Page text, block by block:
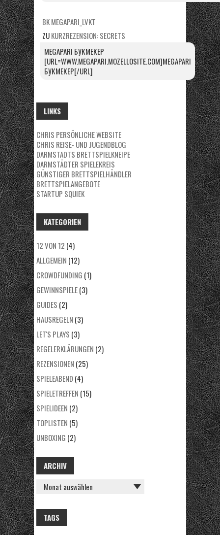
BK MEGAPARI_LVKT
ZUKURZREZENSION: SECRETS
MEGAPARI БУКМЕКЕР
[URL=WWW.MEGAPARI.MOZELLOSITE.COM]MEGAPARI
БУКМЕКЕР[/URL]
LINKS
CHRIS PERSÖNLICHE WEBSITE
CHRIS REISE- UND JUGENDBLOG
DARMSTADTS BRETTSPIELKNEIPE
DARMSTÄDTER SPIELEKREIS
GÜNSTIGER BRETTSPIELHÄNDLER
BRETTSPIELANGEBOTE
STARTUP SQUIEK
KATEGORIEN
12 VON 12 (4)
ALLGEMEIN (12)
CROWDFUNDING (1)
GEWINNSPIELE(3)
GUIDES (2)
HAUSREGELN (3)
LET'S PLAYS (3)
REGELERKLÄRUNGEN (2)
REZENSIONEN (25)
SPIELEABEND (4)
SPIELETREFFEN (15)
SPIELIDEEN (2)
TOPLISTEN (5)
UNBOXING (2)
ARCHIV
ARCHIV
TAGS